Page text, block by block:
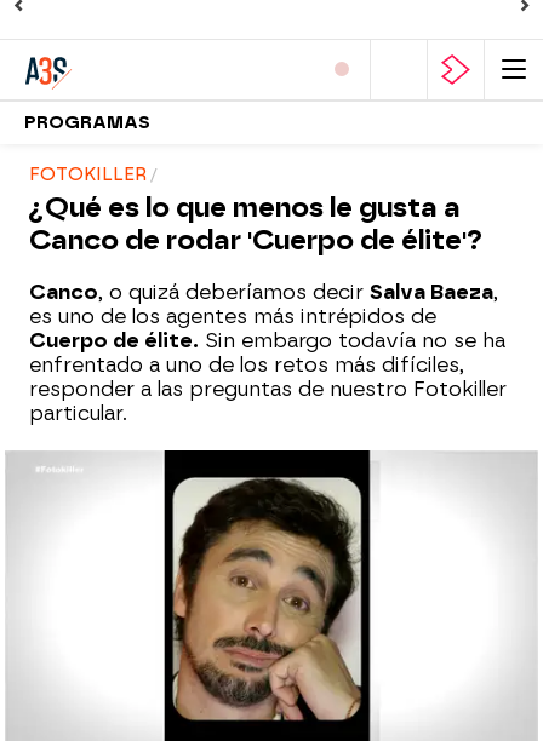
PROGRAMAS
FOTOKILLER
¿Qué es lo que menos le gusta a
Canco de rodar 'Cuerpo de élite'?
Canco, o quizá deberíamos decir Salva Baeza,
es uno de los agentes más intrépidos de
Cuerpo de élite. Sin embargo todavía no se ha
enfrentado a uno de los retos más difíciles,
responder a las preguntas de nuestro Fotokiller
particular.
20 de abril de 2018, 12:56